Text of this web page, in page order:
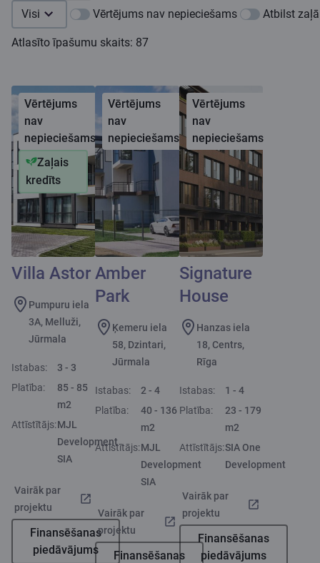
Visi Vērtējums nav nepieciešams Atbilst
Atlasīto īpašumu skaits: 87
Vērtējums
nav
nepieciešams
Zaļais
kredīts
Villa Astor
Pumpuru iela
3A, Melluži,
Jūrmala
Istabas:
3 - 3
Platība:
85 - 85
m2
Attīstītājs:MJL
Development
SIA
Vairāk par
projektu
Finansēšanas
piedāvājums
Vērtējums
nav
nepieciešams
Amber
Park
Ķemeru iela
58, Dzintari,
Jūrmala
Istabas:
2 - 4
Platība:
40 - 136
m2
Attīstītājs:MJL
Development
SIA
Vairāk par
projektu
Finansēšanas
Vērtējums
nav
nepieciešams
Signature
House
Hanzas iela
18, Centrs,
Rīga
Istabas:
1 - 4
Platība:
23 - 179
m2
Attīstītājs:SIA One
Development
Vairāk par
projektu
Finansēšanas
piedāvājums